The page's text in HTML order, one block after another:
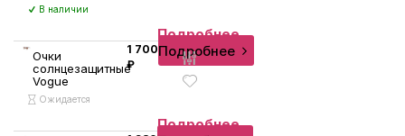
В наличии
Подробнее
Очки
солнцезащитные
Vogue
Ожидается
1 700
₽
Подробнее
Подробнее